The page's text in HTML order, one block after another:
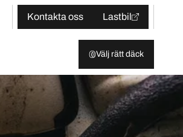
Kontakta oss
Lastbil
Välj rätt däck